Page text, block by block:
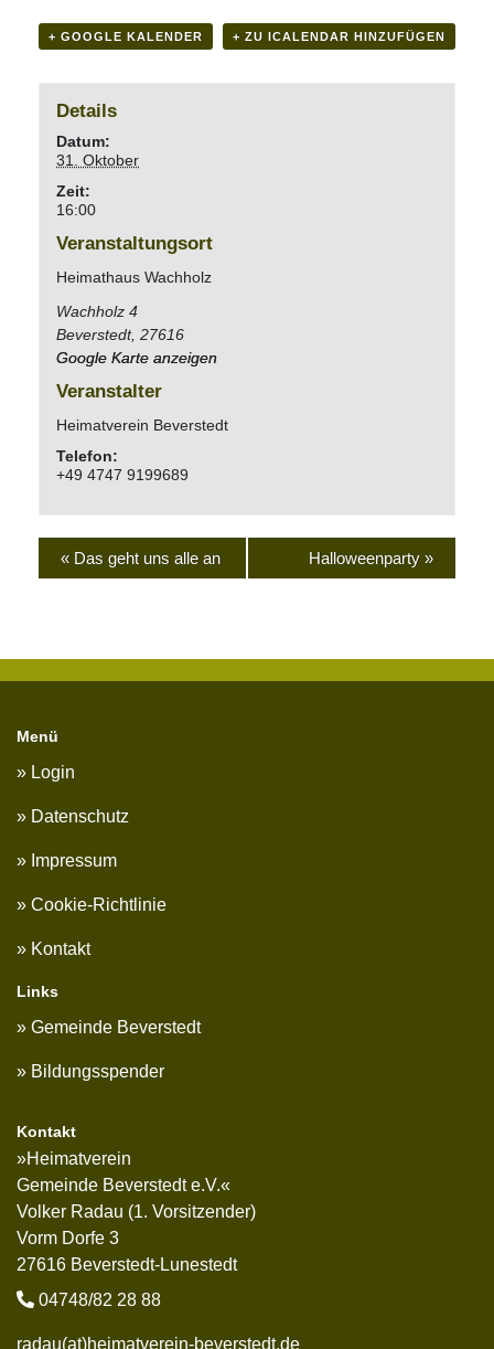
+ GOOGLE KALENDER + ZU ICALENDAR HINZUFÜGEN
Details
Datum:
31. Oktober
Zeit:
16:00
Veranstaltungsort
Heimathaus Wachholz
Wachholz 4
Beverstedt, 27616
Google Karte anzeigen
Veranstalter
Heimatverein Beverstedt
Telefon:
+49 4747 9199689
« Das geht uns alle an Halloweenparty »
Menü
Login
Datenschutz
Impressum
Cookie-Richtlinie
Kontakt
Links
Gemeinde Beverstedt
Bildungsspender
Kontakt
»Heimatverein
Gemeinde Beverstedt e.V.«
Volker Radau (1. Vorsitzender)
Vorm Dorfe 3
27616 Beverstedt-Lunestedt
04748/82 28 88
radau(at)heimatverein-beverstedt.de